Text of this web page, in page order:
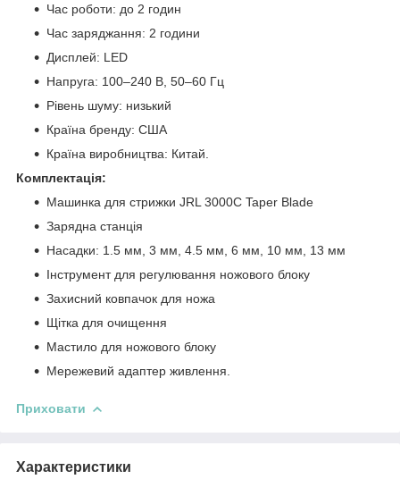
Час роботи: до 2 годин
Час заряджання: 2 години
Дисплей: LED
Напруга: 100–240 В, 50–60 Гц
Рівень шуму: низький
Країна бренду: США
Країна виробництва: Китай.
Комплектація:
Машинка для стрижки JRL 3000C Taper Blade
Зарядна станція
Насадки: 1.5 мм, 3 мм, 4.5 мм, 6 мм, 10 мм, 13 мм
Інструмент для регулювання ножового блоку
Захисний ковпачок для ножа
Щітка для очищення
Мастило для ножового блоку
Мережевий адаптер живлення.
Приховати
Характеристики